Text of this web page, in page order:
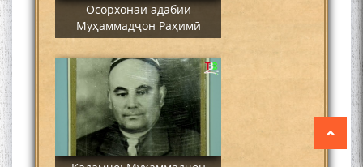
Осорхонаи адабии
Муҳаммадҷон Раҳимӣ